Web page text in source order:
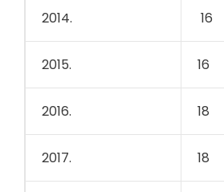
2014. 16
2015. 16
2016. 18
2017. 18